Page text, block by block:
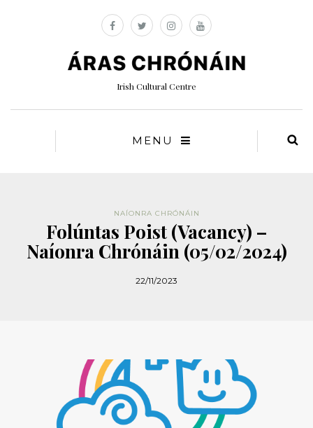
Irish Cultural Centre
MENU
NAÍONRA CHRÓNÁIN
Folúntas Poist (Vacancy) –
Naíonra Chrónáin (05/02/2024)
22/11/2023